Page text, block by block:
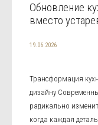
Обновление
вместо
19.06.2026
Трансформация
дизайну
радикально
когда каждая